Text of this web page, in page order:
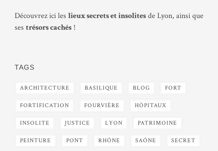
Découvrez ici les lieux secrets et insolitesde Lyon, ainsi que
ses trésors cachés !
TAGS
ARCHITECTURE BASILIQUE BLOG FORT
FORTIFICATION FOURVIÈRE HÔPITAUX
INSOLITE JUSTICE LYON PATRIMOINE
PEINTURE PONT RHÔNE SAÔNE SECRET